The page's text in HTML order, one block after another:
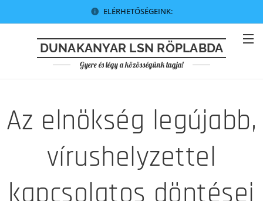
ELÉRHETŐSÉGEINK:
DUNAKANYAR LSN RÖPLABDA
Gyere és légy a közösségünk tagja!
Az elnökség legújabb,
vírushelyzettel